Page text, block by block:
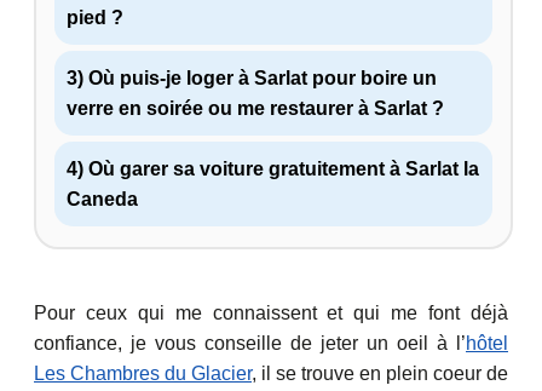
pied ?
3) Où puis-je loger à Sarlat pour boire un
verre en soirée ou me restaurer à Sarlat ?
4) Où garer sa voiture gratuitement à Sarlat la
Caneda
Pour ceux qui me connaissent et qui me font déjà
confiance, je vous conseille de jeter un oeil à l’hôtel
Les Chambres du Glacier, il se trouve en plein coeur de